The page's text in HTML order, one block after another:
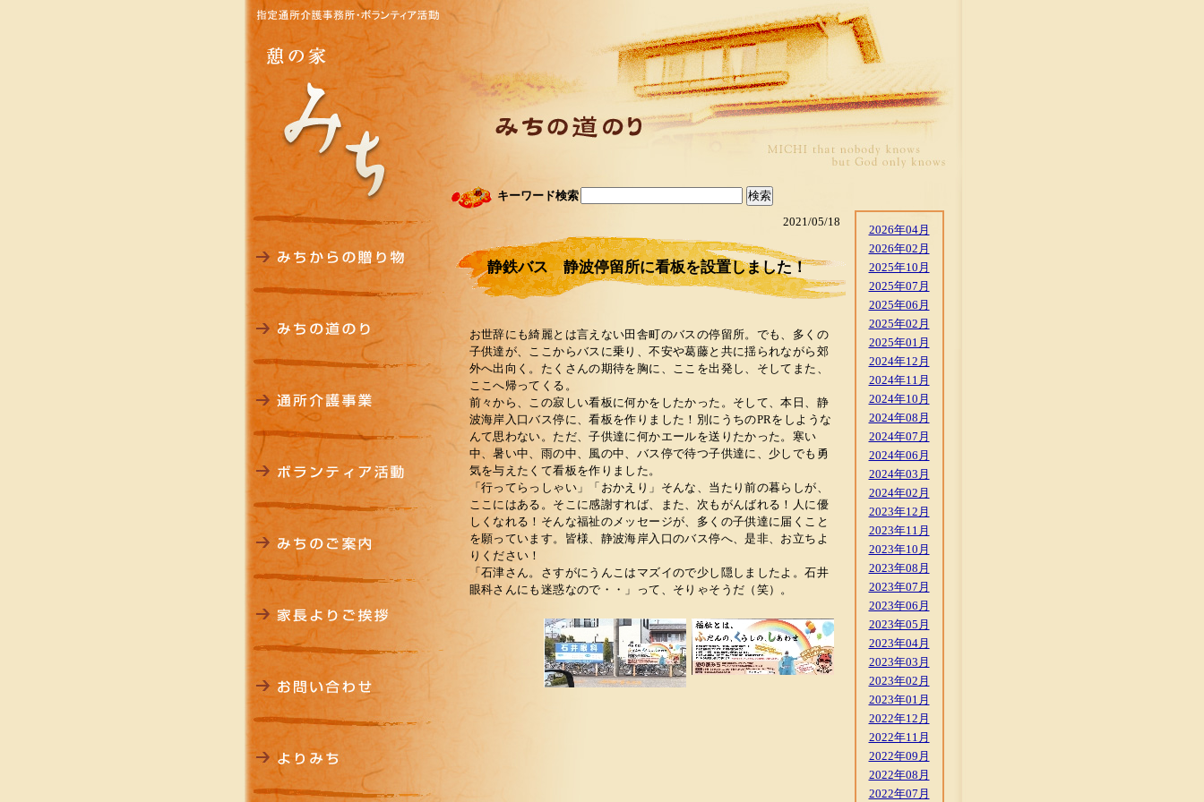
2026年04月
2026年02月
2025年10月
2025年07月
2025年06月
2025年02月
2025年01月
2024年12月
2024年11月
2024年10月
2024年08月
2024年07月
2024年06月
2024年03月
2024年02月
2023年12月
2023年11月
2023年10月
2023年08月
2023年07月
2023年06月
2023年05月
2023年04月
2023年03月
2023年02月
2023年01月
2022年12月
2022年11月
2022年09月
2022年08月
2022年07月
キーワード検索
2021/05/18
静鉄バス 静波停留所に看板を設置しました！
お世辞にも綺麗とは言えない田舎町のバスの停留所。でも、多くの
子供達が、ここからバスに乗り、不安や葛藤と共に揺られながら郊
外へ出向く。たくさんの期待を胸に、ここを出発し、そしてまた、
ここへ帰ってくる。
前々から、この寂しい看板に何かをしたかった。そして、本日、静
波海岸入口バス停に、看板を作りました！別にうちのPRをしような
んて思わない。ただ、子供達に何かエールを送りたかった。寒い
中、暑い中、雨の中、風の中、バス停で待つ子供達に、少しでも勇
気を与えたくて看板を作りました。
「行ってらっしゃい」「おかえり」そんな、当たり前の暮らしが、
ここにはある。そこに感謝すれば、また、次もがんばれる！人に優
しくなれる！そんな福祉のメッセージが、多くの子供達に届くこと
を願っています。皆様、静波海岸入口のバス停へ、是非、お立ちよ
りください！
「石津さん。さすがにうんこはマズイので少し隠しましたよ。石井
眼科さんにも迷惑なので・・」って、そりゃそうだ（笑）。